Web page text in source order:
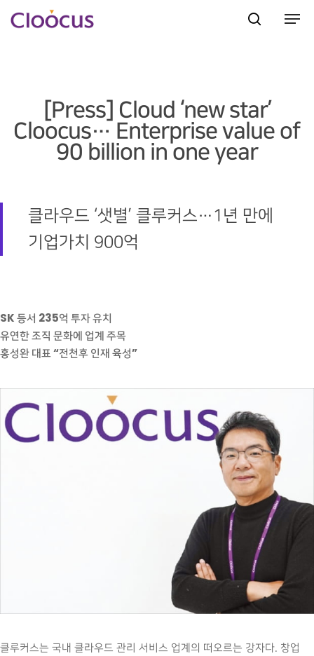
[Press] Cloud ‘new star’
Cloocus… Enterprise value of
90 billion in one year
클라우드 ‘샛별’ 클루커스…1년 만에
기업가치 900억
SK 등서 235억 투자 유치
유연한 조직 문화에 업계 주목
홍성완 대표 “전천후 인재 육성”
클루커스는 국내 클라우드 관리 서비스 업계의 떠오르는 강자다. 창업